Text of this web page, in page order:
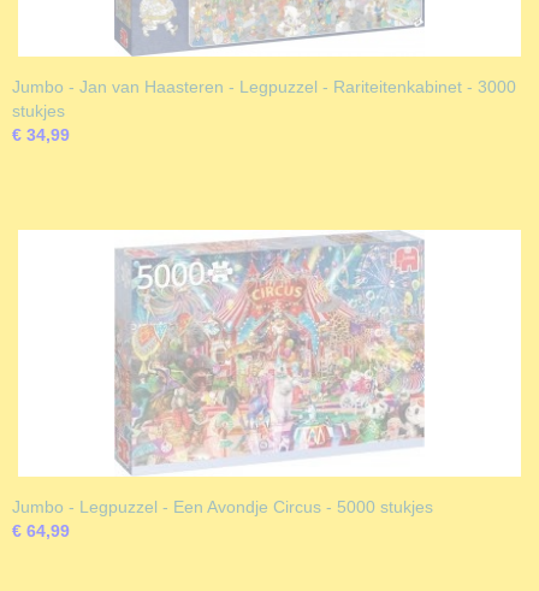
Jumbo - Jan van Haasteren - Legpuzzel - Rariteitenkabinet - 3000
stukjes
€ 34,99
Jumbo - Legpuzzel - Een Avondje Circus - 5000 stukjes
€ 64,99